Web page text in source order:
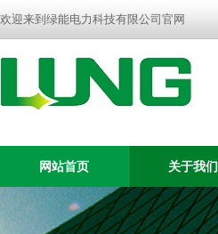
欢迎来到绿能电力科技有限公司官网
网站首页 关于我们